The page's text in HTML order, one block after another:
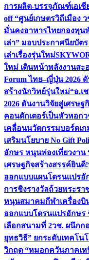
การผลิต-บรรจุภัณฑ์เอเชี
off “ศูนย์เกษตรวิถีเมือง
มั่นคงอาหารไทยกองทุน
เล่า” มอบประกาศนียบัต
เล่าเรื่องรุ่นใหม่
ใหม่ เดินหน้าพลังงานสะ
Forum ไทย–ญี่ปุ่น 2026
สร้างนักวิทย์รุ่นใหม่“อ.เ
2026 ดันงานวิจัยสู่เศรษฐ
คอนดักเตอร์เป็นหัวหอกว
เคลื่อนนวัตกรรมบอร์ดเก
เสริมนโยบาย No Gift
อักษร หนุนท่องเที่ยวงาน
เศรษฐกิจสร้างสรรค์ยินดี!
ออกแบบแผนโดรนแปรอั
การชิงรางวัลถ้วยพระร
หนุนสมาคมกีฬาเครื่องบิ
ออกแบบโดรนแปรอักษร
เลือกสนามที่ 2วช. ผนึกก
ยุทธวิธี” ยกระดับเทคโน
วิกฤต “หมอกควันภาคเห